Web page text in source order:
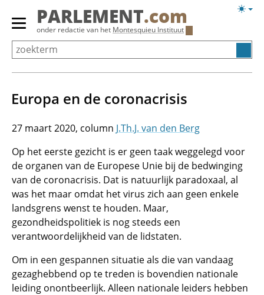
Overslaan
Primair
menu
tonen/verbergen
PARLEMENT.com
onder redactie van het Montesquieu Instituut
Europa en de coronacrisis
27 maart 2020
J.Th.J. van den Berg
Op het eerste gezicht is er geen taak weggelegd voor
de organen van de Europese Unie bij de bedwinging
van de coronacrisis. Dat is natuurlijk paradoxaal, al
was het maar omdat het virus zich aan geen enkele
landsgrens wenst te houden. Maar,
gezondheidspolitiek is nog steeds een
verantwoordelijkheid van de lidstaten.
Om in een gespannen situatie als die van vandaag
gezaghebbend op te treden is bovendien nationale
leiding onontbeerlijk. Alleen nationale leiders hebben